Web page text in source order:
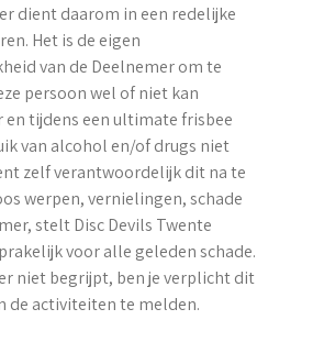
dient daarom in een redelijke
Het is de eigen
van de Deelnemer om te
persoon wel of niet kan
en tijdens een ultimate frisbee
van alcohol en/of drugs niet
zelf verantwoordelijk dit na te
werpen, vernielingen, schade
stelt Disc Devils Twente
voor alle geleden schade.
niet begrijpt, ben je verplicht dit
de activiteiten te melden.